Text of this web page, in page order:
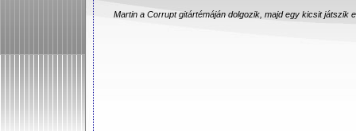
Martin a Corrupt gitártémáján dolgozik, majd egy kicsit játszik